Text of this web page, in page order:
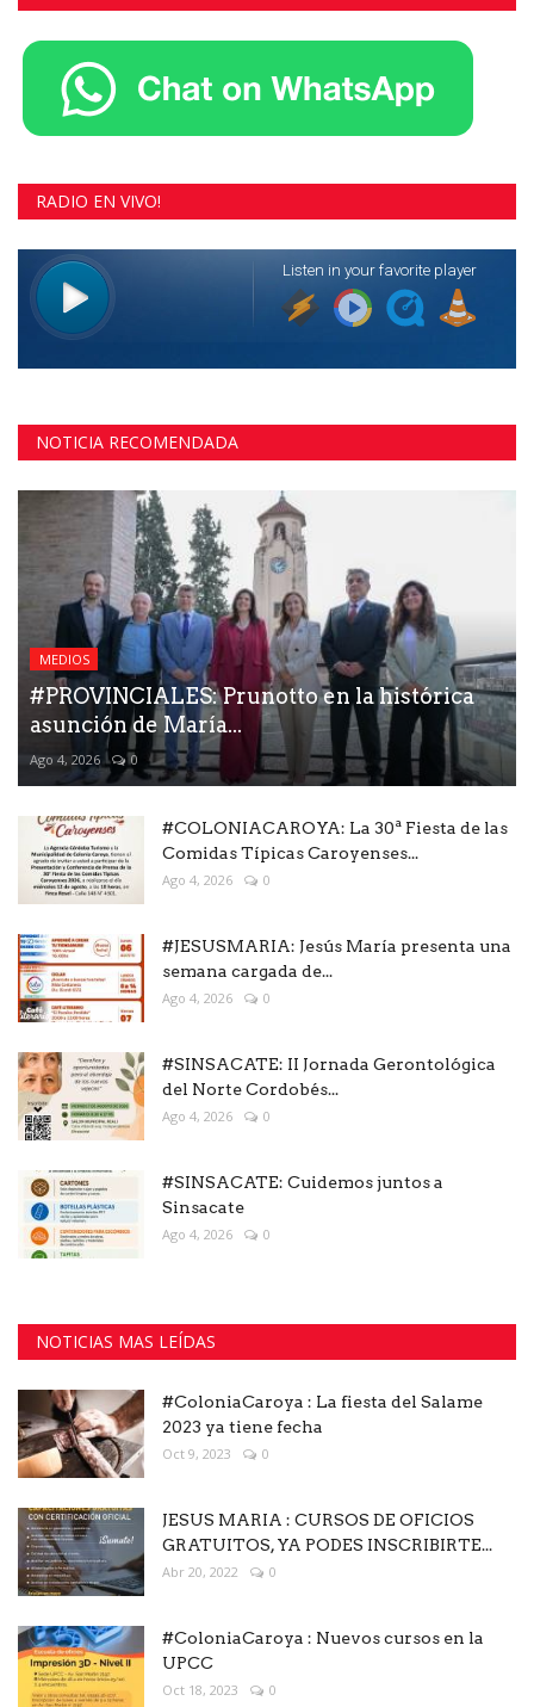
RADIO EN VIVO!
NOTICIA RECOMENDADA
MEDIOS
#PROVINCIALES: Prunotto en la histórica
asunción de María...
Ago 4, 2026 0
#COLONIACAROYA: La 30ª Fiesta de las
Comidas Típicas Caroyenses...
Ago 4, 2026 0
#JESUSMARIA: Jesús María presenta una
semana cargada de...
Ago 4, 2026 0
#SINSACATE: II Jornada Gerontológica
del Norte Cordobés...
Ago 4, 2026 0
#SINSACATE: Cuidemos juntos a
Sinsacate
Ago 4, 2026 0
NOTICIAS MAS LEÍDAS
#ColoniaCaroya : La fiesta del Salame
2023 ya tiene fecha
Oct 9, 2023 0
JESUS MARIA : CURSOS DE OFICIOS
GRATUITOS, YA PODES INSCRIBIRTE...
Abr 20, 2022 0
#ColoniaCaroya : Nuevos cursos en la
UPCC
Oct 18, 2023 0